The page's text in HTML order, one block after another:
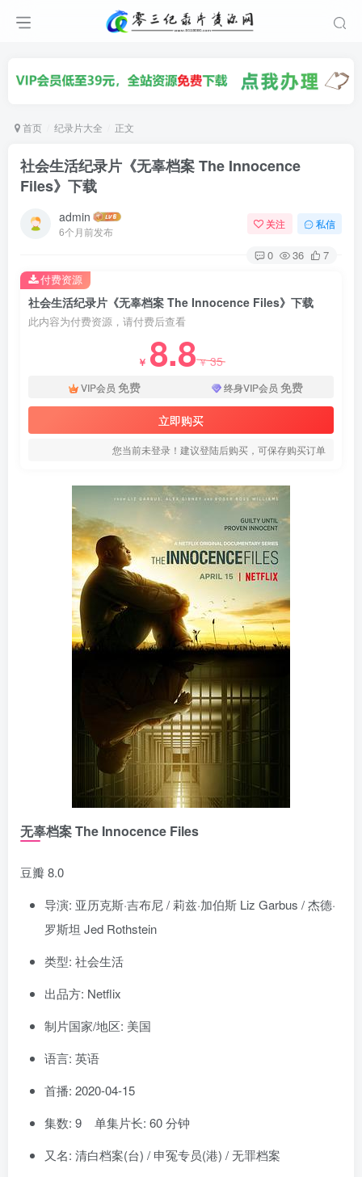
首页 纪录片大全 正文
社会生活纪录片《无辜档案 The Innocence
Files》下载
admin
6个月前发布
关注 私信
0 36 7
社会生活纪录片《无辜档案 The Innocence Files》下载
此内容为付费资源，请付费后查看
￥ 8.8￥35
VIP会员 免费 终身VIP会员 免费
立即购买
您当前未登录！建议登陆后购买，可保存购买订单
付费资源
无辜档案 The Innocence Files
豆瓣 8.0
导演: 亚历克斯·吉布尼 / 莉兹·加伯斯 Liz Garbus / 杰德·
罗斯坦 Jed Rothstein
类型: 社会生活
出品方: Netflix
制片国家/地区: 美国
语言: 英语
首播: 2020-04-15
集数: 9 单集片长: 60 分钟
又名: 清白档案(台) / 申冤专员(港) / 无罪档案